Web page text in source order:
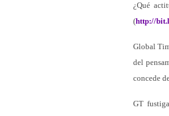
¿Qué
(http://
Global
del
concede
GT